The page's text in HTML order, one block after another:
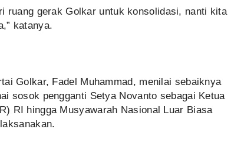
ruang gerak Golkar untuk konsolidasi, nanti kita
katanya.
Golkar, Fadel Muhammad‎, menilai sebaiknya
sosok pengganti Setya Novanto sebagai Ketua
RI hingga Musyawarah Nasional Luar Biasa